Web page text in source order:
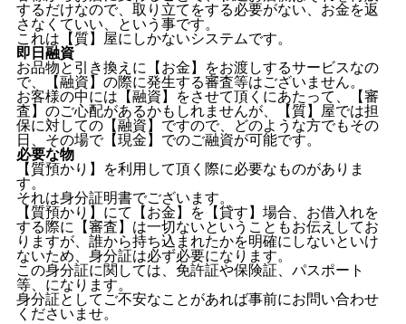
するだけなので、取り立てをする必要がない、お金を返
さなくていい、という事です。
これは【質】屋にしかないシステムです。
即日融資
お品物と引き換えに【お金】をお渡しするサービスなの
で、【融資】の際に発生する審査等はございません。
お客様の中には【融資】をさせて頂くにあたって、【審
査】のご心配があるかもしれませんが、【質】屋では担
保に対しての【融資】ですので、どのような方でもその
日、その場で【現金】でのご融資が可能です。
必要な物
【質預かり】を利用して頂く際に必要なものがありま
す。
それは身分証明書でございます。
【質預かり】にて【お金】を【貸す】場合、お借入れを
する際に【審査】は一切ないということもお伝えしてお
りますが、誰から持ち込まれたかを明確にしないといけ
ないため、身分証は必ず必要になります。
この身分証に関しては、免許証や保険証、パスポート
等、になります。
身分証としてご不安なことがあれば事前にお問い合わせ
くださいませ。